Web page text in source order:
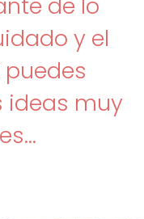
de lo
y el
ideas muy